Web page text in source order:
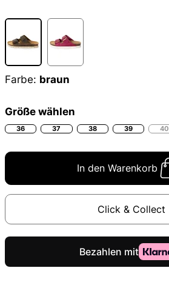
Farbe: braun
Größe wählen
36 37 38 39 40
In den Warenkorb
Click & Collect